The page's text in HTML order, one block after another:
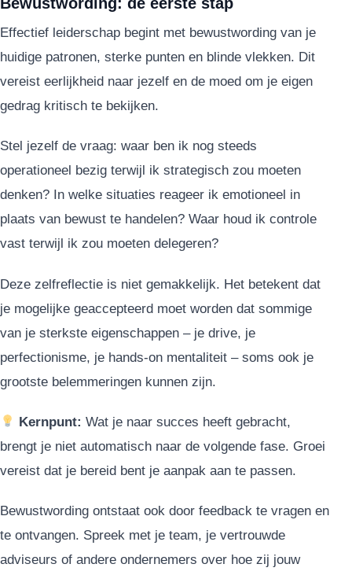
Effectief leiderschap begint met bewustwording van je
huidige patronen, sterke punten en blinde vlekken. Dit
vereist eerlijkheid naar jezelf en de moed om je eigen
gedrag kritisch te bekijken.
Stel jezelf de vraag: waar ben ik nog steeds
operationeel bezig terwijl ik strategisch zou moeten
denken? In welke situaties reageer ik emotioneel in
plaats van bewust te handelen? Waar houd ik controle
vast terwijl ik zou moeten delegeren?
Deze zelfreflectie is niet gemakkelijk. Het betekent dat
je mogelijke geaccepteerd moet worden dat sommige
van je sterkste eigenschappen – je drive, je
perfectionisme, je hands-on mentaliteit – soms ook je
grootste belemmeringen kunnen zijn.
Kernpunt: Wat je naar succes heeft gebracht,
brengt je niet automatisch naar de volgende fase. Groei
vereist dat je bereid bent je aanpak aan te passen.
Bewustwording ontstaat ook door feedback te vragen en
te ontvangen. Spreek met je team, je vertrouwde
adviseurs of andere ondernemers over hoe zij jouw